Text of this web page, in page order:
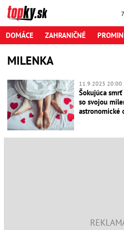
DOMÁCE ZAHRANIČNÉ
MILENKA
11.9.2025 20:00
Šokujúca
so svojou
astronomické